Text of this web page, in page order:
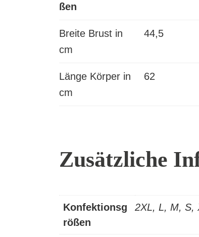
ßen
Breite Brust in
cm
44,5
Länge Körper in
cm
62
Zusätzliche
Konfektionsg
rößen
2XL, L, M, S,